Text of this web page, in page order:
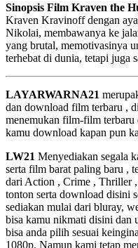
Sinopsis Film Kraven the
Kraven Kravinoff dengan
Nikolai, membawanya ke
yang brutal, memotivasinya
terhebat di dunia, tetapi juga
LAYARWARNA21
dan download film terbaru ,
menemukan film-film terbaru
kamu download kapan pun
LW21 Menyediakan segala
serta film barat paling baru ,
dari Action , Crime , Thriller
tonton serta download disini
sediakan mulai dari bluray,
bisa kamu nikmati disini dan
bisa anda pilih sesuai
1080p. Namun kami tetap